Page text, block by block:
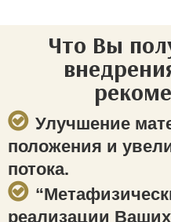
Что Вы
Улучшение
положения и
потока.
реализации